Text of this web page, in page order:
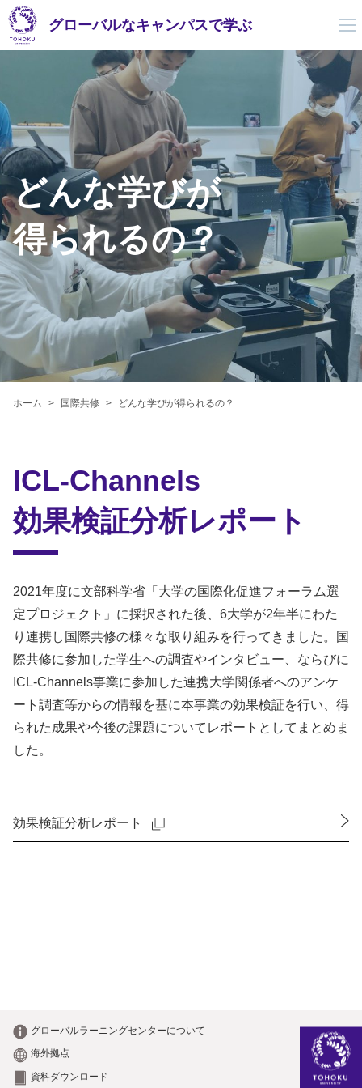
グローバルなキャンパスで学ぶ
どんな学びが
得られるの？
ホーム 国際共修 どんな学びが得られるの？
ICL-Channels
効果検証分析レポート
2021年度に文部科学省「大学の国際化促進フォーラム選
定プロジェクト」に採択された後、6大学が2年半にわた
り連携し国際共修の様々な取り組みを行ってきました。国
際共修に参加した学生への調査やインタビュー、ならびに
ICL-Channels事業に参加した連携大学関係者へのアンケ
ート調査等からの情報を基に本事業の効果検証を行い、得
られた成果や今後の課題についてレポートとしてまとめま
した。
効果検証分析レポート
グローバルラーニングセンターについて
海外拠点
資料ダウンロード